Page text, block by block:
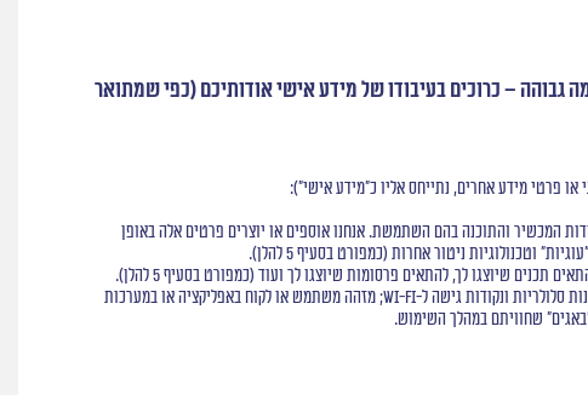
גבוהה – כרוכים בעיבודו של מידע אישי אודותיכם (כפי שמתואר
פרטי מידע אחרים, נתייחס אליו כ"מידע אישי"):
המכשיר והתוכנה בהם השתמשת. אנחנו אוספים או יוצרים פרטים אלה באופן
פרטים אלה עשויים לכלול (בהתאם לנסיבות ולמידע שהעמדת לרשותנו) נתוני מיקום, קישוריות, נתונים טכניים ונתוני שימוש; כתובות IP, רשתות אלחוטיות, אנטנות סלולריות ונקודות גישה ל-Wi-Fi; מזהה משתמש או לקוח באפליקציה או במערכות
שחוויתם במהלך השימוש.